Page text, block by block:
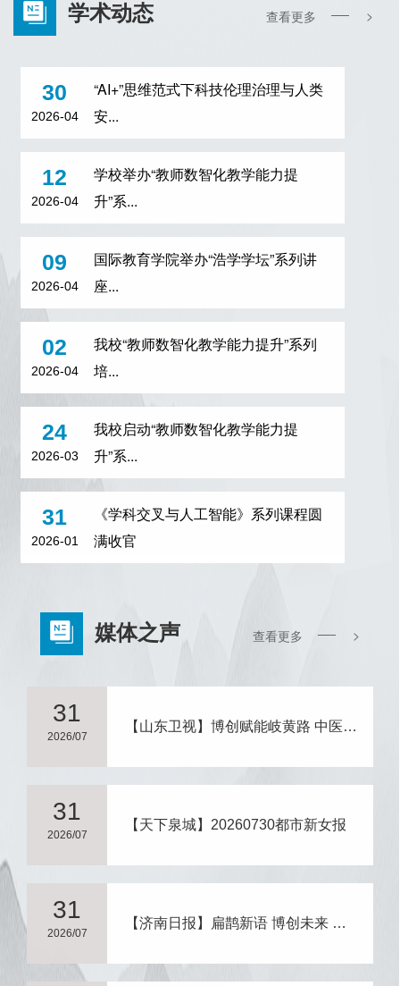
学术动态 查看更多 >
30
2026-04
“AI+”思维范式下科技伦理治理与人类
安...
12
2026-04
学校举办“教师数智化教学能力提
升”系...
09
2026-04
国际教育学院举办“浩学学坛”系列讲
座...
02
2026-04
我校“教师数智化教学能力提升”系列
培...
24
2026-03
我校启动“教师数智化教学能力提
升”系...
31
2026-01
《学科交叉与人工智能》系列课程圆
满收官
媒体之声 查看更多 >
31
2026/07
【山东卫视】博创赋能岐黄路 中医药博士后国际交流活动在济南举办
31
2026/07
【天下泉城】20260730都市新女报
31
2026/07
【济南日报】扁鹊新语 博创未来 新时代中医药传承创新与高质量发展博士后国际学术交流活动正式启动